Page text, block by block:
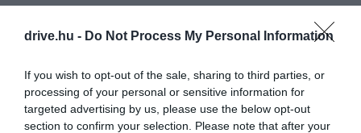
drive.hu - Do Not Process My Personal Information
If you wish to opt-out of the sale, sharing to third parties, or
processing of your personal or sensitive information for
targeted advertising by us, please use the below opt-out
section to confirm your selection. Please note that after your
TERRA ROMANA– A Körtvélypataktól induló
hét napra bontott útszakasz számos
Szörényvárig és a Dunáig.